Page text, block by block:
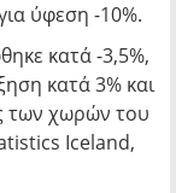
ύφεση -10%.
κατά -3,5%,
κατά 3% και
των χωρών του
Iceland,